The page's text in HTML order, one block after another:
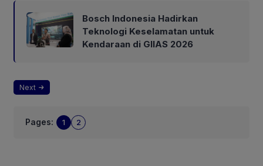
Bosch Indonesia Hadirkan
Teknologi Keselamatan untuk
Kendaraan di GIIAS 2026
Next
Pages: 1 2